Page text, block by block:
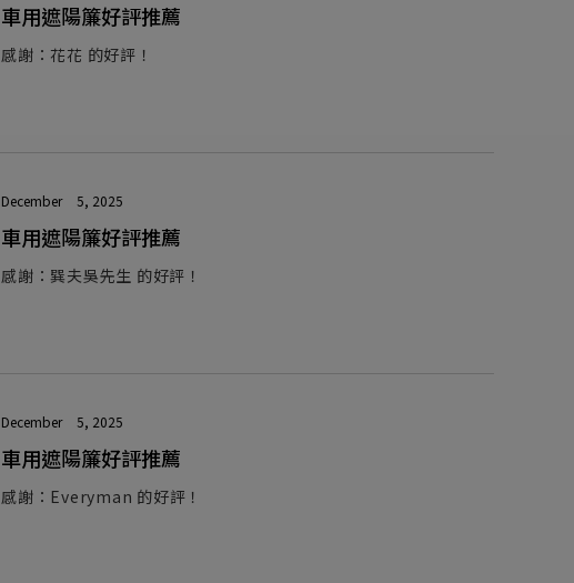
車用遮陽簾好評推薦
感謝：花花 的好評！
December 5, 2025
車用遮陽簾好評推薦
感謝：巽夫吳先生 的好評！
December 5, 2025
車用遮陽簾好評推薦
感謝：Everyman 的好評！